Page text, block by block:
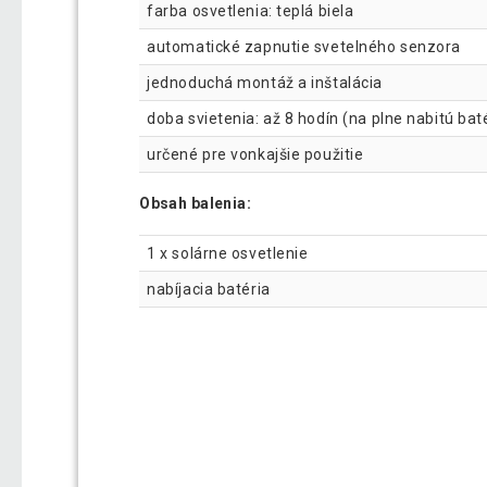
farba osvetlenia: teplá biela
automatické zapnutie svetelného senzora
jednoduchá montáž a inštalácia
doba svietenia: až 8 hodín (na plne nabitú
určené pre vonkajšie použitie
Obsah balenia:
1 x solárne osvetlenie
nabíjacia batéria